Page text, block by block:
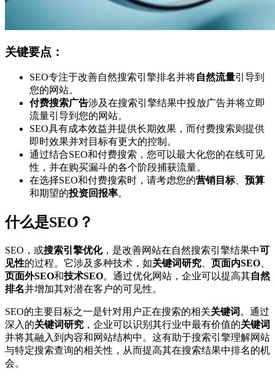
关键要点：
SEO专注于改善自然搜索引擎排名并将自然流量引导到
您的网站。
付费搜索广告涉及在搜索引擎结果中投放广告并将立即
流量引导到您的网站。
SEO具有成本效益并提供长期效果，而付费搜索则提供
即时效果并对目标有更大的控制。
通过结合SEO和付费搜索，您可以最大化您的在线可见
性，并在购买漏斗的各个阶段捕获流量。
在选择SEO和付费搜索时，请考虑您的营销目标、 预算
和期望的投资回报率。
什么是SEO？
SEO，或搜索引擎优化，是改善网站在自然搜索引擎结果中可
见性的过程。它涉及多种技术，如关键词研究 页面内SEO
页面外SEO和技术SEO。通过优化网站，企业可以提高其自然
排名并增加其对潜在客户的可见性。
SEO的主要目标之一是针对用户正在搜索的相关关键词 。通过
深入的关键词研究 ，企业可以识别其行业中最有价值的关键词
并将其融入到内容和网站结构中。这有助于搜索引擎理解网站
与特定搜索查询的相关性，从而提高其在搜索结果中排名的机
会。